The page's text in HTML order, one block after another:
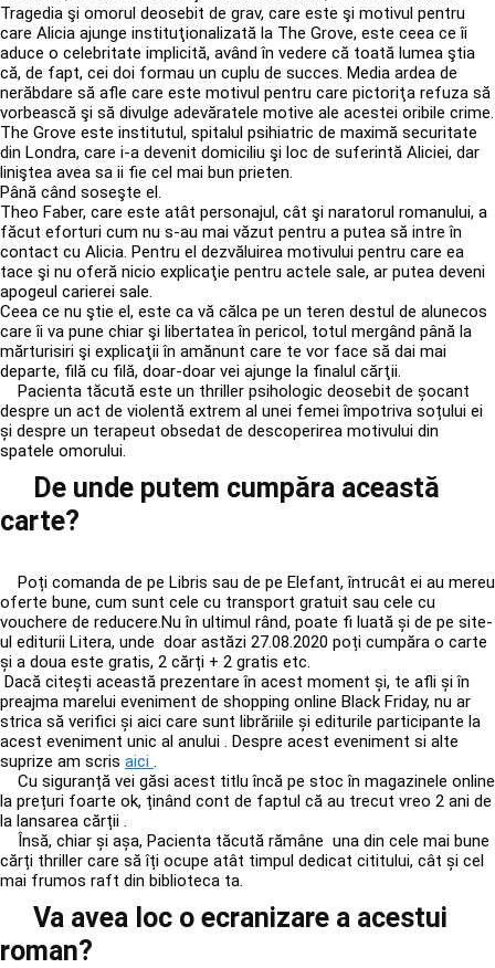
Tragedia şi omorul deosebit de grav, care este şi motivul pentru
care Alicia ajunge instituţionalizată la The Grove, este ceea ce îi
aduce o celebritate implicită, având în vedere că toată lumea ştia
că, de fapt, cei doi formau un cuplu de succes. Media ardea de
nerăbdare să afle care este motivul pentru care pictoriţa refuza să
vorbească şi să divulge adevăratele motive ale acestei oribile crime.
The Grove este institutul, spitalul psihiatric de maximă securitate
din Londra, care i-a devenit domiciliu şi loc de suferintă Aliciei, dar
liniştea avea sa ii fie cel mai bun prieten.
Până când soseşte el.
Theo Faber, care este atât personajul, cât şi naratorul romanului, a
făcut eforturi cum nu s-au mai văzut pentru a putea să intre în
contact cu Alicia. Pentru el dezvăluirea motivului pentru care ea
tace şi nu oferă nicio explicaţie pentru actele sale, ar putea deveni
apogeul carierei sale.
Ceea ce nu ştie el, este ca vă călca pe un teren destul de alunecos
care îi va pune chiar şi libertatea în pericol, totul mergând până la
mărturisiri şi explicaţii în amănunt care te vor face să dai mai
departe, filă cu filă, doar-doar vei ajunge la finalul cărţii.
Pacienta tăcută este un thriller psihologic deosebit de șocant
despre un act de violentă extrem al unei femei împotriva soțului ei
și despre un terapeut obsedat de descoperirea motivului din
spatele omorului.
De unde putem cumpăra această
carte?
Poți comanda de pe Libris sau de pe Elefant, întrucât ei au mereu
oferte bune, cum sunt cele cu transport gratuit sau cele cu
vouchere de reducere.Nu în ultimul rând, poate fi luată și de pe site-
ul editurii Litera, unde doar astăzi 27.08.2020 poți cumpăra o carte
și a doua este gratis, 2 cărți + 2 gratis etc.
Dacă citești această prezentare în acest moment și, te afli și în
preajma marelui eveniment de shopping online Black Friday, nu ar
strica să verifici și aici care sunt librăriile și editurile participante la
acest eveniment unic al anului . Despre acest eveniment si alte
suprize am scris aici .
Cu siguranță vei găsi acest titlu încă pe stoc în magazinele online
la prețuri foarte ok, ținând cont de faptul că au trecut vreo 2 ani de
la lansarea cărții .
Însă, chiar și așa, Pacienta tăcută rămâne una din cele mai bune
cărți thriller care să îți ocupe atât timpul dedicat cititului, cât și cel
mai frumos raft din biblioteca ta.
Va avea loc o ecranizare a acestui
roman?